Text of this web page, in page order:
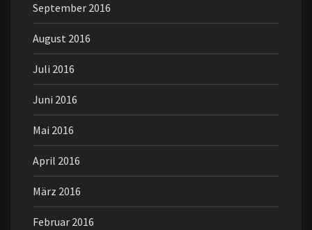
September 2016
August 2016
Juli 2016
Juni 2016
Mai 2016
April 2016
März 2016
Februar 2016